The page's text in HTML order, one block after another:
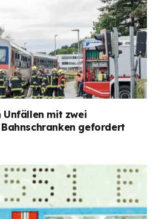
Unfällen mit zwei
gefordert